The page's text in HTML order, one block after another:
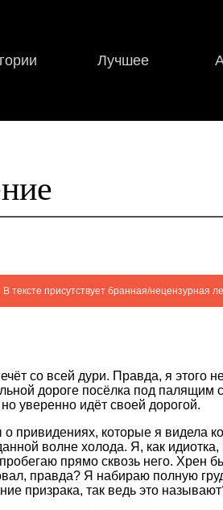
Лучшее
В тексте присутствует бранная/нецензурная
со всей дури. Правда, я этого
дороге посёлка под палящим
уверенно идёт своей дорогой.
которые я видела
волне холода. Я, как
прямо сквозь него. Хрен
правда? Я набираю полную
призрака, так ведь это